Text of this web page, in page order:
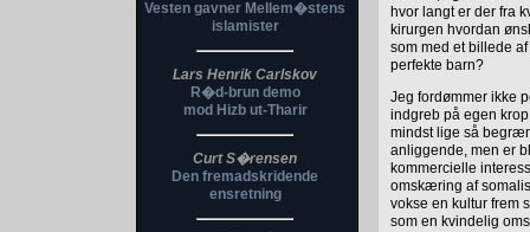
Vesten gavner Mellem�stens
islamister
Lars Henrik Carlskov
R�d-brun demo
mod Hizb ut-Tharir
Curt S�rensen
Den fremadskridende
ensretning
hvor langt er der fra
kirurgen hvordan
som med et billede
perfekte barn?
Jeg fordømmer ikke
indgreb på egen
mindst lige så
anliggende, men er
kommercielle
omskæring af
vokse en kultur frem
som en kvindelig